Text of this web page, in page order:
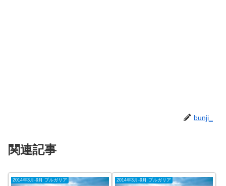
bunji_
関連記事
2014年3月-9月 ブルガリア 2014年3月-9月 ブルガリア